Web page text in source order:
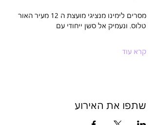
מסרים לימינו מנציגי מועצת ה 12 מעיר האור
טלוס. ונעמיק אל סשן ייחודי עם
קרא עוד
שתפו את האירוע